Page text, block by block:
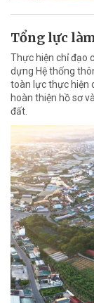
Tổng lực
Thực hiện chỉ đạo
dựng Hệ thống
toàn lực thực hiện
hoàn thiện hồ sơ
đất.